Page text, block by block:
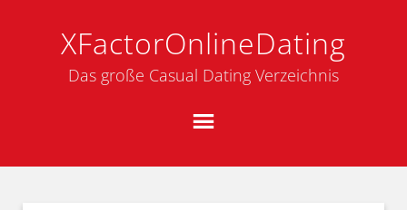
XFactorOnlineDating
Das große Casual Dating Verzeichnis